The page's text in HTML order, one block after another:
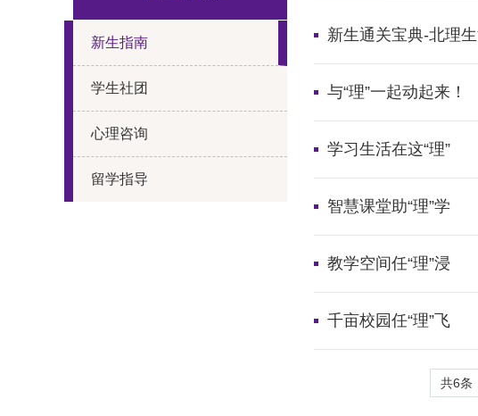
新生指南
学生社团
心理咨询
留学指导
新生通关宝典-北理
与“理”一起动起来！
学习生活在这“理”
智慧课堂助“理”学
教学空间任“理”浸
千亩校园任“理”飞
共6条